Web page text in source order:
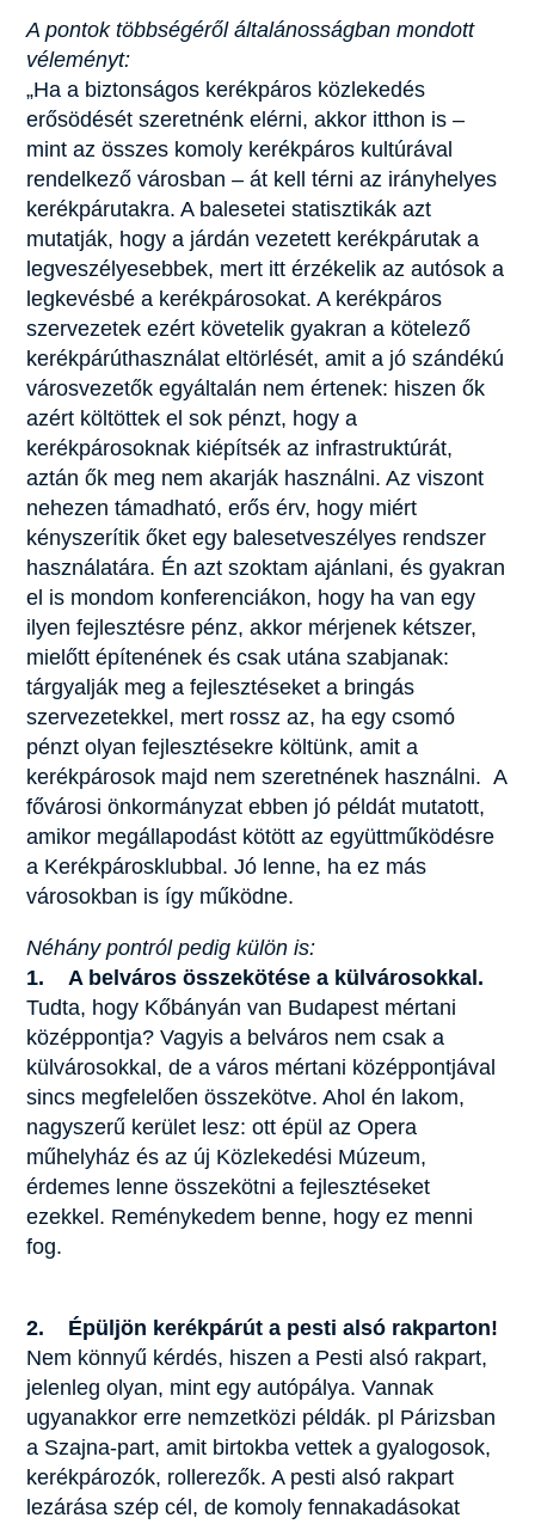
A pontok többségéről általánosságban mondott
véleményt:
„Ha a biztonságos kerékpáros közlekedés
erősödését szeretnénk elérni, akkor itthon is –
mint az összes komoly kerékpáros kultúrával
rendelkező városban – át kell térni az irányhelyes
kerékpárutakra. A balesetei statisztikák azt
mutatják, hogy a járdán vezetett kerékpárutak a
legveszélyesebbek, mert itt érzékelik az autósok a
legkevésbé a kerékpárosokat. A kerékpáros
szervezetek ezért követelik gyakran a kötelező
kerékpárúthasználat eltörlését, amit a jó szándékú
városvezetők egyáltalán nem értenek: hiszen ők
azért költöttek el sok pénzt, hogy a
kerékpárosoknak kiépítsék az infrastruktúrát,
aztán ők meg nem akarják használni. Az viszont
nehezen támadható, erős érv, hogy miért
kényszerítik őket egy balesetveszélyes rendszer
használatára. Én azt szoktam ajánlani, és gyakran
el is mondom konferenciákon, hogy ha van egy
ilyen fejlesztésre pénz, akkor mérjenek kétszer,
mielőtt építenének és csak utána szabjanak:
tárgyalják meg a fejlesztéseket a bringás
szervezetekkel, mert rossz az, ha egy csomó
pénzt olyan fejlesztésekre költünk, amit a
kerékpárosok majd nem szeretnének használni. A
fővárosi önkormányzat ebben jó példát mutatott,
amikor megállapodást kötött az együttműködésre
a Kerékpárosklubbal. Jó lenne, ha ez más
városokban is így működne.
Néhány pontról pedig külön is:
1. A belváros összekötése a külvárosokkal.
Tudta, hogy Kőbányán van Budapest mértani
középpontja? Vagyis a belváros nem csak a
külvárosokkal, de a város mértani középpontjával
sincs megfelelően összekötve. Ahol én lakom,
nagyszerű kerület lesz: ott épül az Opera
műhelyház és az új Közlekedési Múzeum,
érdemes lenne összekötni a fejlesztéseket
ezekkel. Reménykedem benne, hogy ez menni
fog.
2. Épüljön kerékpárút a pesti alsó rakparton!
Nem könnyű kérdés, hiszen a Pesti alsó rakpart,
jelenleg olyan, mint egy autópálya. Vannak
ugyanakkor erre nemzetközi példák. pl Párizsban
a Szajna-part, amit birtokba vettek a gyalogosok,
kerékpározók, rollerezők. A pesti alsó rakpart
lezárása szép cél, de komoly fennakadásokat